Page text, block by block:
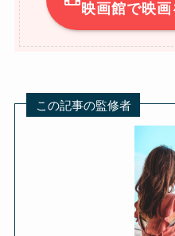
映画館で映画
この記事の監修者